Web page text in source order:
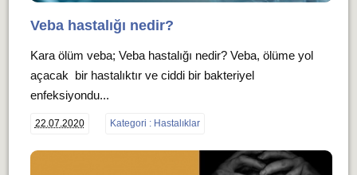
Veba hastalığı nedir?
Kara ölüm veba; Veba hastalığı nedir? Veba, ölüme yol
açacak bir hastalıktır ve ciddi bir bakteriyel
enfeksiyondu...
22.07.2020 Kategori : Hastalıklar